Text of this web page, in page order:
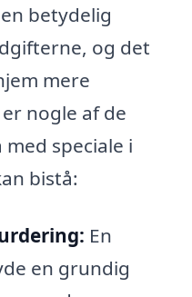
betydelig
og det
mere
nogle af de
speciale i
bistå:
En
en grundig